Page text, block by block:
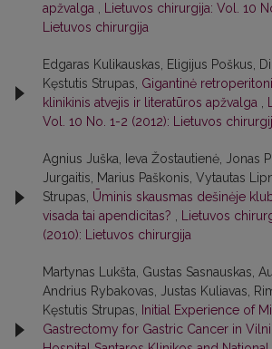
apžvalga
Lietuvos chirurgija: Vol. 10
Lietuvos chirurgija
Edgaras Kulikauskas, Eligijus Poškus,
Kęstutis Strupas, Gigantinė
klinikinis atvejis ir literatūros apžvalga
Vol. 10 No. 1-2 (2012): Lietuvos
Agnius Juška, Ieva Žostautienė, Jonas
Jurgaitis, Marius Paškonis, Vytautas
Strupas, Ūminis skausmas dešinėje
visada tai apendicitas?
Lietuvos
(2010): Lietuvos chirurgija
Martynas Lukšta, Gustas Sasnauskas,
Andrius Rybakovas, Justas Kuliavas,
Kęstutis Strupas,
Initial Experience of
Gastrectomy for Gastric Cancer in